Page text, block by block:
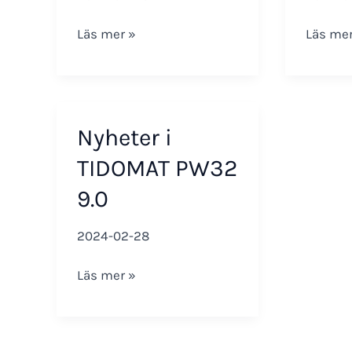
Nyheter
Läs mer »
Nyheter
Läs
Nyheter i
TIDOMAT PW32
9.0
2024-02-28
Nyheter
Läs mer »